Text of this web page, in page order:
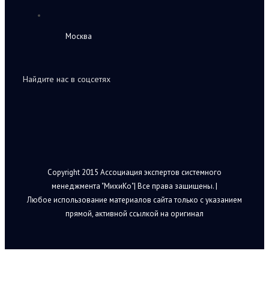
Москва
Найдите нас в соцсетях
Copyright 2015 Ассоциация экспертов системного
менеджмента "МихиКо"| Все права защищены. |
Любое использование материалов сайта только с указанием
прямой, активной ссылкой на оригинал